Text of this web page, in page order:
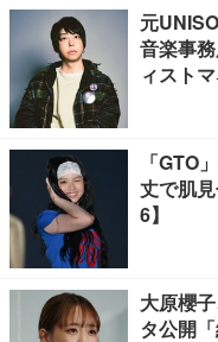
元
音楽事
ィスト
「GTO
丈で肌
6】
大原櫻
タ公開